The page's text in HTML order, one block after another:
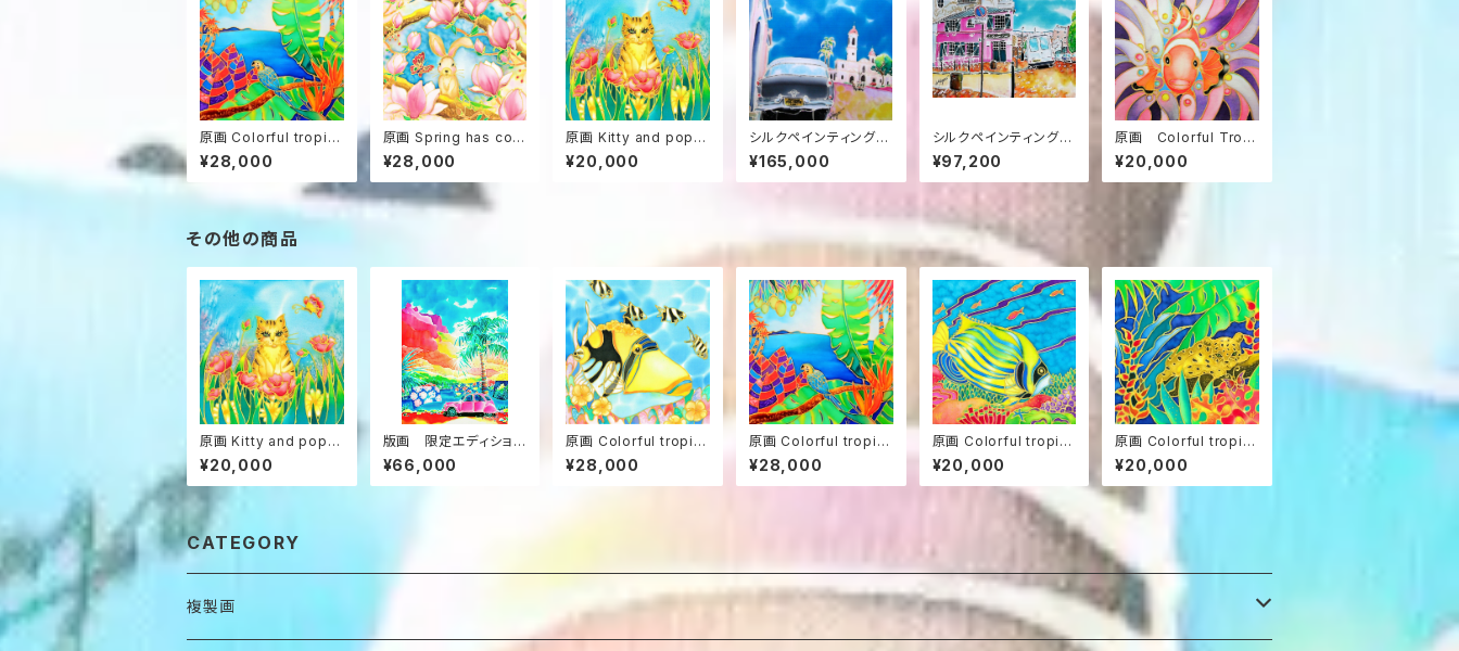
原画 Colorful tropic
s 16
¥28,000
原画 Spring has com
e.
¥28,000
原画 Kitty and poppi
es
¥20,000
シルクペインティング原
画 ”真昼のシエンフエ
ゴス” Cienfuegos
¥165,000
シルクペインティング原
画 ”La maison ros
e”
¥97,200
原画 Colorful Tropi
cs 14
¥20,000
その他の商品
原画 Kitty and poppi
es
¥20,000
版画 限定エディション
（ミストグラフ） ”風の
島モーレア”
¥66,000
原画 Colorful tropic
s 20
¥28,000
原画 Colorful tropic
s 16
¥28,000
原画 Colorful tropic
s 10
¥20,000
原画 Colorful tropic
s 4
¥20,000
CATEGORY
複製画